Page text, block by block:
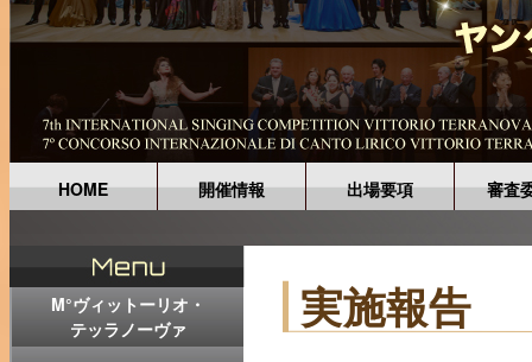
HOME 開催情報 出場要項 審査
M°ヴィットーリオ・
テッラノーヴァ
実施報告